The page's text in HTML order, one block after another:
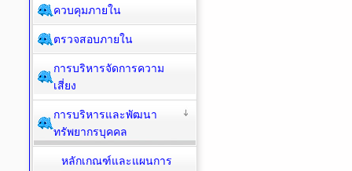
ควบคุมภายใน
ตรวจสอบภายใน
การบริหารจัดการความ
เสี่ยง
การบริหารและพัฒนา
ทรัพยากรบุคคล
หลักเกณฑ์และแผนการ